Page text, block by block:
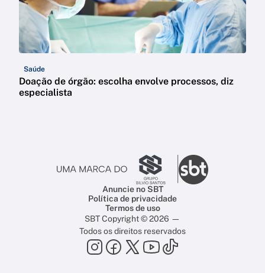
Saúde
Doação de órgão: escolha envolve processos, diz
especialista
Anuncie no SBT
Política de privacidade
Termos de uso
SBT Copyright © 2026 —
Todos os direitos reservados